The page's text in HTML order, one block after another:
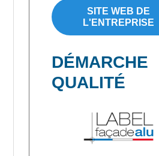
SITE WEB DE
L'ENTREPRISE
DÉMARCHE
QUALITÉ